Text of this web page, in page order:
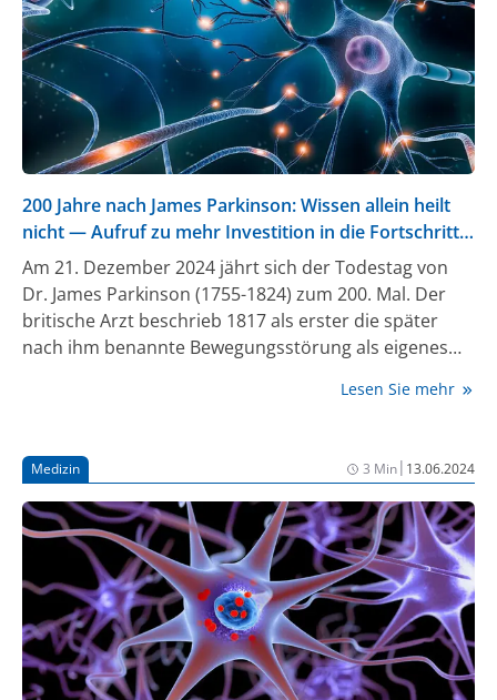
200 Jahre nach James Parkinson: Wissen allein heilt
nicht — Aufruf zu mehr Investition in die Fortschritte
der Forschung
Am 21. Dezember 2024 jährt sich der Todestag von
Dr. James Parkinson (1755-1824) zum 200. Mal. Der
britische Arzt beschrieb 1817 als erster die später
nach ihm benannte Bewegungsstörung als eigenes
beachtliche Fortschritte gemacht: Die Symptome der
rund 400.000 Menschen betrifft, lassen sich heute
effektiv behandeln. Das verbessert die Lebensqualität
der Betroffenen erheblich. Heilen kann die Medizin
Morbus Parkinson aber bis heute nicht. Aktuell
konzentriert sich die Forschung auf die
Früherkennung und die Entwicklung von Therapien,
die das Absterben von Nervenzellen im Gehirn
verlangsamen oder sogar stoppen. Doch die
finanziellen Ressourcen sind begrenzt.
Lesen Sie mehr
Medizin 3 Min| 13.06.2024